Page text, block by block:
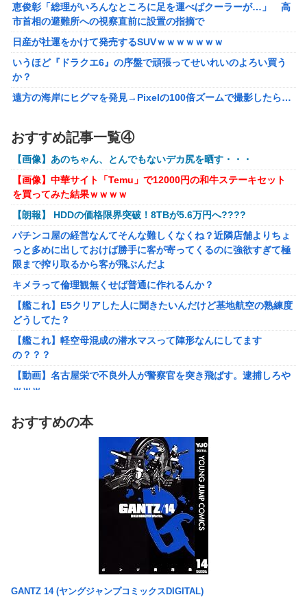
【エヴァンゲリオン】 セガ「アヤナミレイ（仮称）‐プラグ
スーツVer.」プライズフィギュア【彩色原型公開】
【FF16】 「ファイナルファンタジー16」発売日が6/22に決
定＆最新PV公開！思ったより発売早い…もう半年後か！
【VTuber】千羽師匠、Grokに自分の気持ち悪いツイート聞
くやつやってるのかなって思ったら相手鴨神やんけ
【ラブライブ！】
結局おまえらが求める『RPGの理想の主人公』って一体どう
いうのなん？
任天堂が「gamescom 2026」のラインナップを発表！
恵俊彰「総理がいろんなところに足を運べばクーラーが…」 高
市首相の避難所への視察直前に設置の指摘で
日産が社運をかけて発売するSUVｗｗｗｗｗｗｗ
いうほど『ドラクエ6』の序盤で頑張ってせいれいのよろい買う
か？
遠方の海岸にヒグマを発見→Pixelの100倍ズームで撮影したら…
【勇者王ガオガイガー】PLAMATEA「獅子王凱」プラモデル
【明日予約開始】
【ToLOVEる】ユニクリ「籾岡里紗 ダークネスver.」フィギュア
【再販予約開始】
【トミカ】新シリーズ「トミカ クロスレスキュー」 始動
キメラって倫理観無くせば普通に作れるんか？
【艦これ】E5クリアした人に聞きたいんだけど基地航空の熟練度
どうしてた？
【艦これ】軽空母混成の潜水マスって陣形なんにしてます
の？？？
【動画】名古屋栄で不良外人が警察官を突き飛ばす。逮捕しろや
ｗｗｗ
【勇者王ガオガイガー】PLAMATEA「獅子王凱」プラモデル
【明日予約開始】
無理やり家族旅行に付いてきて露天風呂でも大声で嫌味を言う
決行した前代未聞の返り討ちがこちら←身体を張った捨て身の反
撃すぎる
【悲報】女「丸亀製麺美味しかったね」俺「また来ようよ」店員
「お会計2380円になりまーす」→その後『こう』なったんだが俺
悪くないよな？？？？？？？？
【驚愕】ユーチューバー「撮影で使うから、この高級時計も車も
ぜ～んぶ経費でタダ！ｗ」←まさかコレ本気にしてる奴なんてお
らんよな？よな？w w w w w w w w w w w
【衝撃画像】ババアがジジイにチェーンソー！？←一体何があっ
たんやコレw w w w w w w w w
【悲報】みい山の作者、自分の過去を消しまくる
おすすめ記事一覧④
【画像】あのちゃん、とんでもないデカ尻を晒す・・・
【画像】中華サイト「Temu」で12000円の和牛ステーキセット
を買ってみた結果ｗｗｗｗ
【朗報】 HDDの価格限界突破！8TBが5.6万円へ????
パチンコ屋の経営なんてそんな難しくなくね？近隣店舗よりちょ
っと多めに出しておけば勝手に客が寄ってくるのに強欲すぎて極
限まで搾り取るから客が飛ぶんだよ
キメラって倫理観無くせば普通に作れるんか？
【艦これ】E5クリアした人に聞きたいんだけど基地航空の熟練度
どうしてた？
【艦これ】軽空母混成の潜水マスって陣形なんにしてます
の？？？
【動画】名古屋栄で不良外人が警察官を突き飛ばす。逮捕しろや
ｗｗｗ
【明日予約開始】
無理やり家族旅行に付いてきて露天風呂でも大声で嫌味を言う
姑。爆発寸前の私が他の客の前で「一世一代の勇気」を振り絞り
決行した前代未聞の返り討ちがこちら←身体を張った捨て身の反
【悲報】まどマギ映画、来月公開なのに話題にならない
【悲報】Amazon、デザイン改悪か
【愕然】ワイ、久しぶりに元カノのインスタ見た結果とんでもな
オコエ瑠偉、メキシコに渡って2球団を即クビ→SNS更新が3ヶ月
おすすめの本
GANTZ 14 (ヤングジャンプコミックスDIGITAL)